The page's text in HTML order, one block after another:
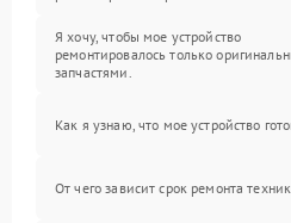
Я хочу, чтобы мое устройство
ремонтировалось только
запчастями.
Как я узнаю, что мое устройство
От чего зависит срок ремонта